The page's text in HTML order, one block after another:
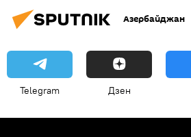
Азербайджан
Telegram Дзен